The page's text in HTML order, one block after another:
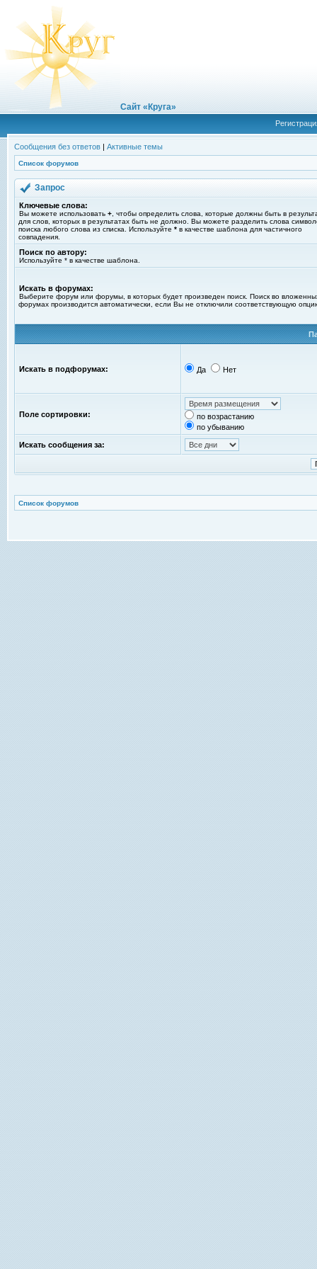
Сайт «Круга»
Сообщения без ответов | Активные темы
Список форумов
Запрос
Ключевые слова:
Вы можете использовать + , чтобы определить слова, которые должны быть в
для слов, которых в результатах быть не должно. Вы можете разделить слова
поиска любого слова из списка. Используйте * в качестве шаблона для частичного
совпадения.
Поиск по автору:
Используйте * в качестве шаблона.
Искать в форумах:
Выберите форум или форумы, в которых будет произведен поиск. Поиск во
форумах производится автоматически, если Вы не отключили соответствующую
Искать в подфорумах: Да Нет
Поле сортировки:
по возрастанию
по убыванию
Искать сообщения за:
Список форумов